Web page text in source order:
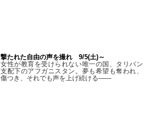
撃たれた自由の声を撮れ 9/5(土)～
女性が教育を受けられない唯一の国、タリバン
支配下のアフガニスタン。夢も希望も奪われ、
傷つき、それでも声を上げ続ける——